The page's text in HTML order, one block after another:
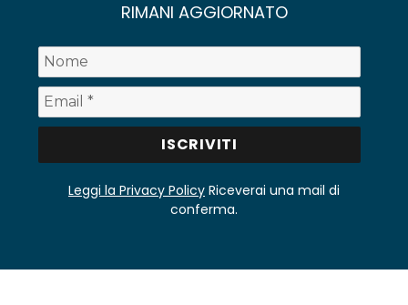
RIMANI AGGIORNATO
Leggi la Privacy Policy Riceverai una mail di
conferma.